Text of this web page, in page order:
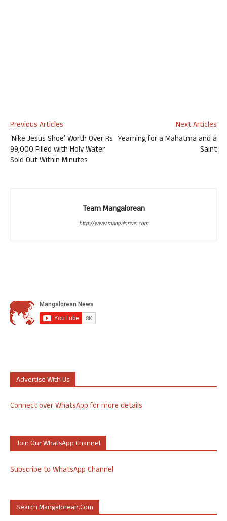
Previous Articles
‘Nike Jesus Shoe’ Worth Over Rs
99,000 Filled with Holy Water
Sold Out Within Minutes
Next Articles
Yearning for a Mahatma and a
Saint
Team Mangalorean
http://www.mangalorean.com
Advertise With Us
Connect over WhatsApp for more details
Join Our WhatsApp Channel
Subscribe to WhatsApp Channel
Search Mangalorean.com